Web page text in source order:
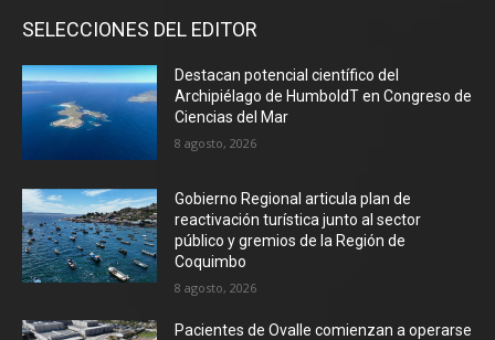
SELECCIONES DEL EDITOR
Destacan potencial científico del
Archipiélago de HumboldT en Congreso de
Ciencias del Mar
8 agosto, 2026
Gobierno Regional articula plan de
reactivación turística junto al sector
público y gremios de la Región de
Coquimbo
8 agosto, 2026
Pacientes de Ovalle comienzan a operarse